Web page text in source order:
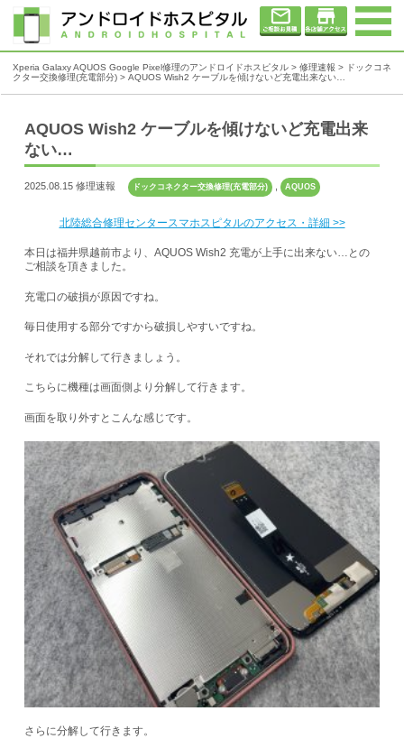
Xperia Galaxy AQUOS Google Pixel修理のアンドロイドホスピタル > 修理速報 > ドックコネ
クター交換修理(充電部分) > AQUOS Wish2 ケーブルを傾けないど充電出来ない…
AQUOS Wish2 ケーブルを傾けないど充電出来
ない…
2025.08.15 修理速報 ドックコネクター交換修理(充電部分) , AQUOS
北陸総合修理センタースマホスピタルのアクセス・詳細 >>
本日は福井県越前市より、AQUOS Wish2 充電が上手に出来ない…との
ご相談を頂きました。
充電口の破損が原因ですね。
毎日使用する部分ですから破損しやすいですね。
それでは分解して行きましょう。
こちらに機種は画面側より分解して行きます。
画面を取り外すとこんな感じです。
さらに分解して行きます。